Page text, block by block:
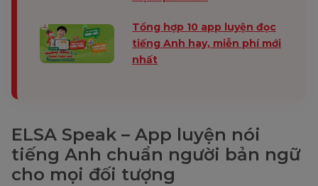
Tổng hợp 10 app luyện đọc
tiếng Anh hay, miễn phí mới
nhất
ELSA Speak – App luyện nói
tiếng Anh chuẩn người bản ngữ
cho mọi đối tượng